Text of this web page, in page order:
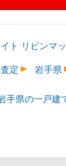
ト リビンマ
定
岩手県
手県の一戸建